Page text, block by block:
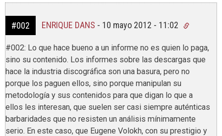
#002 ENRIQUE DANS - 10 mayo 2012 - 11:02
#002: Lo que hace bueno a un informe no es quien lo paga,
sino su contenido. Los informes sobre las descargas que
hace la industria discográfica son una basura, pero no
porque los paguen ellos, sino porque manipulan su
metodología y sus contenidos para que digan lo que a
ellos les interesan, que suelen ser casi siempre auténticas
barbaridades que no resisten un análisis mínimamente
serio. En este caso, que Eugene Volokh, con su prestigio y